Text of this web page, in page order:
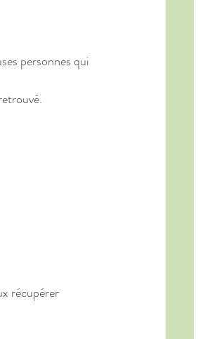
personnes qui
récupérer